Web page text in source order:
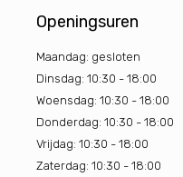
Openingsuren
Maandag: gesloten
Dinsdag: 10:30 - 18:00
Woensdag: 10:30 - 18:00
Donderdag: 10:30 - 18:00
Vrijdag: 10:30 - 18:00
Zaterdag: 10:30 - 18:00